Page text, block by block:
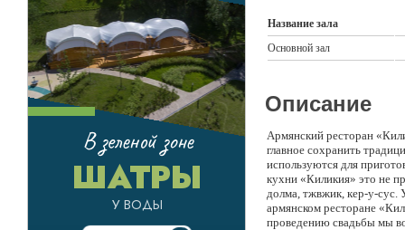
Название зала
Основной зал
Описание
Армянский ресторан
главное сохранить
используются для
кухни «Киликия» это не
долма, тжвжик, кер-у-сус.
армянском ресторане
проведению свадьбы мы